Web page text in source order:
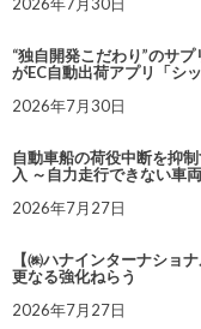
2026年7月30日
“独自開発こだわり”のサ
がEC自動出荷アプリ「シ
2026年7月30日
自動車船の荷役中断を抑
入 ～自力走行できない車
2026年7月27日
【㈱ハナインターナショ
更なる強化ねらう
2026年7月27日